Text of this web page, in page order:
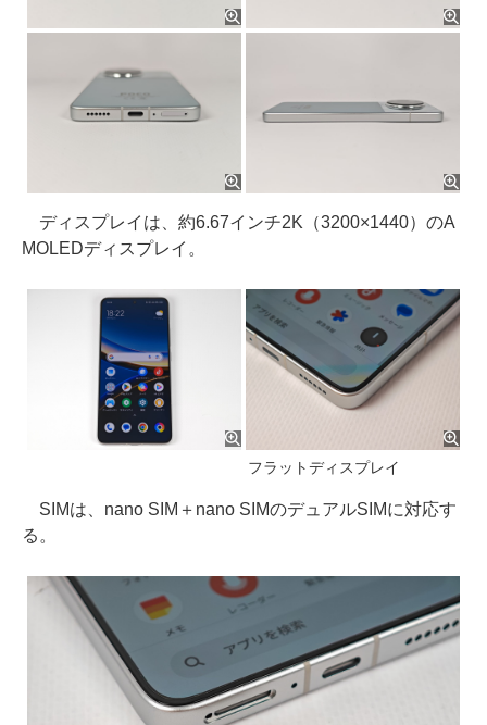
ディスプレイは、約6.67インチ2K（3200×1440）のA
MOLEDディスプレイ。
フラットディスプレイ
SIMは、nano SIM＋nano SIMのデュアルSIMに対応す
る。